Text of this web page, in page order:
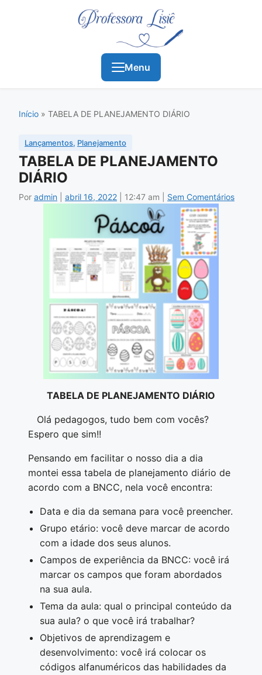
Menu
Início » TABELA DE PLANEJAMENTO DIÁRIO
Lançamentos, Planejamento
TABELA DE PLANEJAMENTO
DIÁRIO
Por admin abril 16, 2022 12:47 am Sem Comentários
TABELA DE PLANEJAMENTO DIÁRIO
Olá pedagogos, tudo bem com vocês?
Espero que sim!!
Pensando em facilitar o nosso dia a dia
montei essa tabela de planejamento diário de
acordo com a BNCC, nela você encontra:
Data e dia da semana para você preencher.
Grupo etário: você deve marcar de acordo
com a idade dos seus alunos.
Campos de experiência da BNCC: você irá
marcar os campos que foram abordados
na sua aula.
Tema da aula: qual o principal conteúdo da
sua aula? o que você irá trabalhar?
Objetivos de aprendizagem e
desenvolvimento: você irá colocar os
códigos alfanuméricos das habilidades da